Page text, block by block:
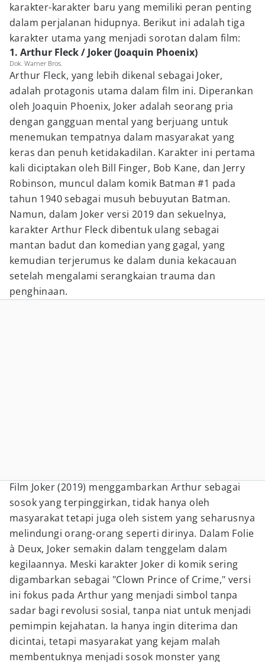
karakter-karakter baru yang memiliki peran penting
dalam perjalanan hidupnya. Berikut ini adalah tiga
karakter utama yang menjadi sorotan dalam film:
1. Arthur Fleck / Joker (Joaquin Phoenix)
Dok. Warner Bros.
Arthur Fleck, yang lebih dikenal sebagai Joker,
adalah protagonis utama dalam film ini. Diperankan
oleh Joaquin Phoenix, Joker adalah seorang pria
dengan gangguan mental yang berjuang untuk
menemukan tempatnya dalam masyarakat yang
keras dan penuh ketidakadilan. Karakter ini pertama
kali diciptakan oleh Bill Finger, Bob Kane, dan Jerry
Robinson, muncul dalam komik Batman #1 pada
tahun 1940 sebagai musuh bebuyutan Batman.
Namun, dalam Joker versi 2019 dan sekuelnya,
karakter Arthur Fleck dibentuk ulang sebagai
mantan badut dan komedian yang gagal, yang
kemudian terjerumus ke dalam dunia kekacauan
setelah mengalami serangkaian trauma dan
penghinaan.
Film Joker (2019) menggambarkan Arthur sebagai
sosok yang terpinggirkan, tidak hanya oleh
masyarakat tetapi juga oleh sistem yang seharusnya
melindungi orang-orang seperti dirinya. Dalam Folie
à Deux, Joker semakin dalam tenggelam dalam
kegilaannya. Meski karakter Joker di komik sering
digambarkan sebagai "Clown Prince of Crime," versi
ini fokus pada Arthur yang menjadi simbol tanpa
sadar bagi revolusi sosial, tanpa niat untuk menjadi
pemimpin kejahatan. Ia hanya ingin diterima dan
dicintai, tetapi masyarakat yang kejam malah
membentuknya menjadi sosok monster yang